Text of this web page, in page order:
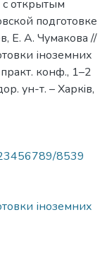
с открытым
подготовке
Е. А. Чумакова //
іноземних
конф., 1–2
ун-т. – Харкiв,
8539
іноземних